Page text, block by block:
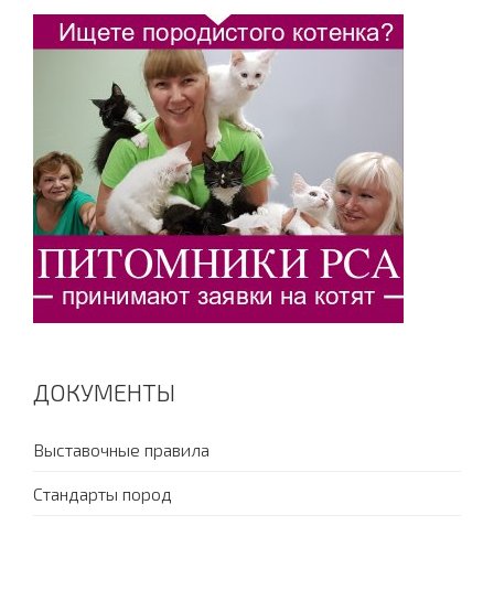
ДОКУМЕНТЫ
Выставочные правила
Стандарты пород